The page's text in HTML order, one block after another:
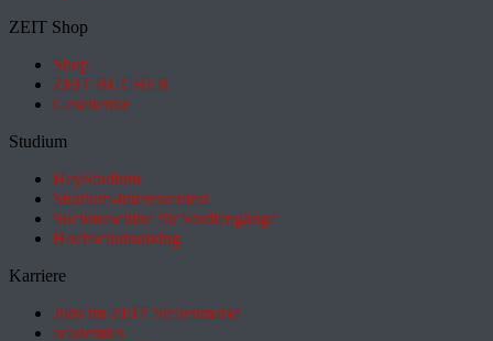
ZEIT Shop
Shop
ZEIT BÜCHER
Geschenke
Studium
HeyStudium
Studium-Interessentest
Suchmaschine für Studiengänge
Hochschulranking
Karriere
Jobs im ZEIT Stellenmarkt
academics